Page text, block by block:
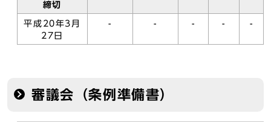
締切
平成20年3月
27日
- - - - -
審議会（条例準備書）